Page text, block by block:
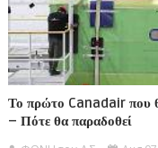
Το πρώτο Canadair που
– Πότε θα παραδοθεί